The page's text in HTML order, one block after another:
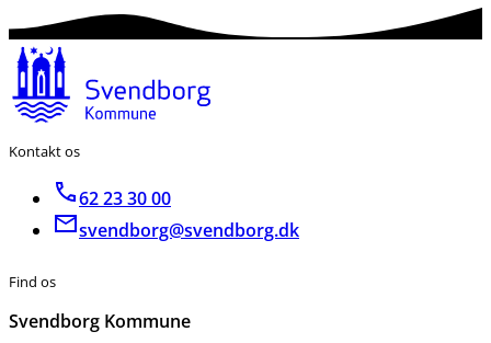
Kontakt os
62 23 30 00
svendborg@svendborg.dk
Find os
Svendborg Kommune